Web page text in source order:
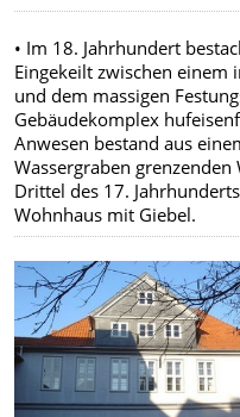
• Im 18. Jahrhundert
Eingekeilt zwischen einem
und dem massigen
Gebäudekomplex
Anwesen bestand aus
Wassergraben
Drittel des 17.
Wohnhaus mit Giebel.